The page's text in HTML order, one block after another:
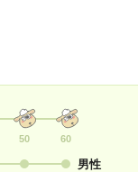
50 60
男性